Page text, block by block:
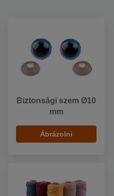
Biztonsági szem Ø10
mm
Ábrázolni